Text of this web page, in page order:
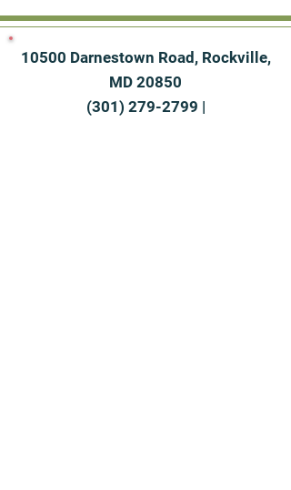
10500 Darnestown Road, Rockville,
MD 20850
(301) 279-2799 |